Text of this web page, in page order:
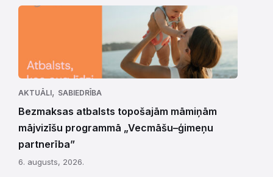
AKTUĀLI, SABIEDRĪBA
Bezmaksas atbalsts topošajām māmiņām
mājvizīšu programmā „Vecmāšu–ģimeņu
partnerība”
6. augusts, 2026.